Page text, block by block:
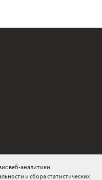
веб-аналитики
и сбора статистических